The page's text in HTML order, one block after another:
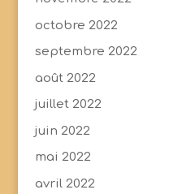
octobre 2022
septembre 2022
août 2022
juillet 2022
juin 2022
mai 2022
avril 2022